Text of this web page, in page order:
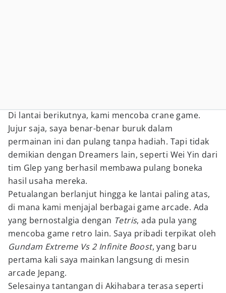
Di lantai berikutnya, kami mencoba crane game.
Jujur saja, saya benar-benar buruk dalam
permainan ini dan pulang tanpa hadiah. Tapi tidak
demikian dengan Dreamers lain, seperti Wei Yin dari
tim Glep yang berhasil membawa pulang boneka
hasil usaha mereka.
Petualangan berlanjut hingga ke lantai paling atas,
di mana kami menjajal berbagai game arcade. Ada
yang bernostalgia dengan Tetris, ada pula yang
mencoba game retro lain. Saya pribadi terpikat oleh
Gundam Extreme Vs 2 Infinite Boost, yang baru
pertama kali saya mainkan langsung di mesin
arcade Jepang.
Selesainya tantangan di Akihabara terasa seperti